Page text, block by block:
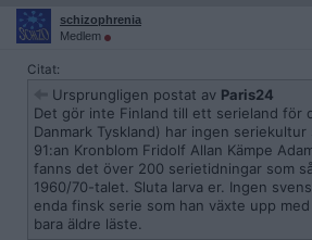
schizophrenia
Medlem
Citat:
Ursprungligen postat av Paris24
Det gör inte Finland till ett serieland för
Danmark Tyskland) har ingen seriekultur
91:an Kronblom Fridolf Allan Kämpe
fanns det över 200 serietidningar som
1960/70-talet. Sluta larva er. Ingen
enda finsk serie som han växte upp
bara äldre läste.